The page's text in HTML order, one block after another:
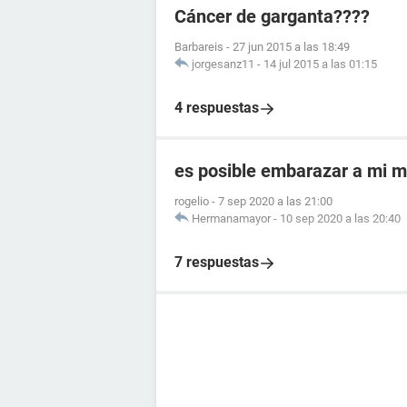
Cáncer de garganta????
Barbareis - 27 jun 2015 a las 18:49
jorgesanz11 - 14 jul 2015 a las 01:15
4 respuestas
es posible embarazar a mi
rogelio - 7 sep 2020 a las 21:00
Hermanamayor - 10 sep 2020 a las 20:40
7 respuestas